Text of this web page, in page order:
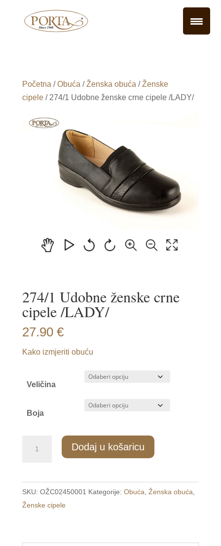
Početna /Obuća /Ženska obuća /Ženske
cipele/ 274/1 Udobne ženske crne cipele /LADY/
274/1 Udobne ženske crne
cipele /LADY/
27.90 €
Kako izmjeriti obuću
Veličina
Boja
crne
cipele
/LADY/
Dodaj u košaricu
SKU: OŽC02450001 Kategorije: Obuća Ženska obuća
Ženske cipele